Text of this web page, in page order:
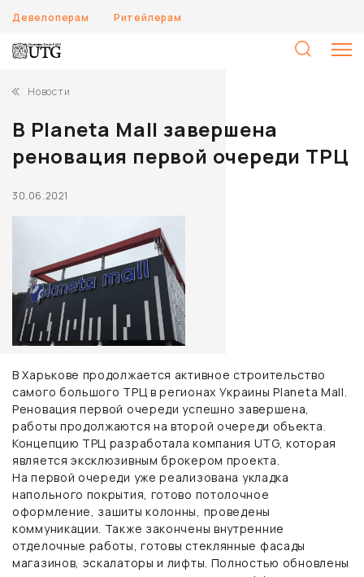
Девелоперам Ритейлерам
Новости
В Planeta Mall завершена
реновация первой очереди ТРЦ
30.06.2021
В Харькове продолжается активное строительство
самого большого ТРЦ в регионах Украины Planeta Mall.
Реновация первой очереди успешно завершена,
работы продолжаются на второй очереди объекта.
Концепцию ТРЦ разработала компания UTG, которая
является эксклюзивным брокером проекта.
На первой очереди уже реализована укладка
напольного покрытия, готово потолочное
оформление, зашиты колонны, проведены
коммуникации. Также закончены внутренние
отделочные работы, готовы стеклянные фасады
магазинов, эскалаторы и лифты. Полностью обновлены